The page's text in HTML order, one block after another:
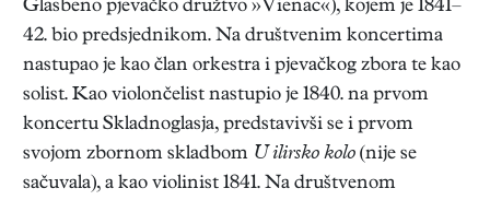
Glasbeno pjevačko družtvo »Vienac«), kojem je 1841–
42. bio predsjednikom. Na društvenim koncertima
nastupao je kao član orkestra i pjevačkog zbora te kao
solist. Kao violončelist nastupio je 1840. na prvom
koncertu Skladnoglasja, predstavivši se i prvom
svojom zbornom skladbom U ilirsko kolo (nije se
sačuvala), a kao violinist 1841. Na društvenom